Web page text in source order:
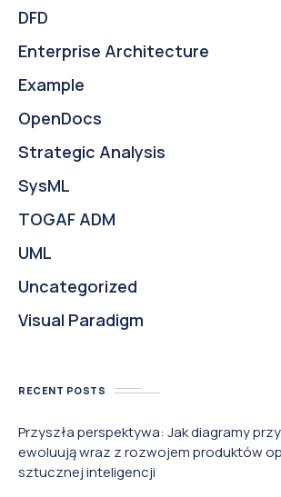
DFD
Enterprise Architecture
Example
OpenDocs
Strategic Analysis
SysML
TOGAF ADM
UML
Uncategorized
Visual Paradigm
RECENT POSTS
Przyszła perspektywa: Jak diagramy
ewoluują wraz z rozwojem produktów
sztucznej inteligencji